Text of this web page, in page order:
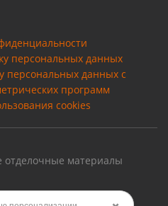
персональных данных
персональных данных с
программ
cookies
материалы